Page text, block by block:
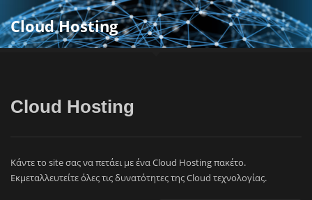
Cloud Hosting
Cloud Hosting
Κάντε το site σας να πετάει με ένα Cloud Hosting πακέτο.
Εκμεταλλευτείτε όλες τις δυνατότητες της Cloud τεχνολογίας.